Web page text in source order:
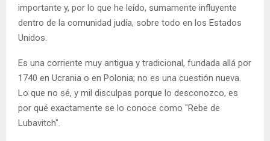
importante y, por lo que he leído, sumamente influyente
dentro de la comunidad judía, sobre todo en los Estados
Unidos.
Es una corriente muy antigua y tradicional, fundada allá por
1740 en Ucrania o en Polonia; no es una cuestión nueva.
Lo que no sé, y mil disculpas porque lo desconozco, es
por qué exactamente se lo conoce como "Rebe de
Lubavitch".